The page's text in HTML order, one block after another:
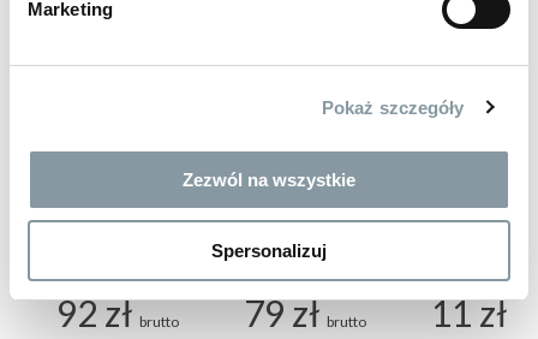
Marketing
Pokaż szczegóły
Zezwól na wszystkie
Spersonalizuj
waga (kg):
szerokość (cm):11
BESTSELLERY
92 zł brutto
79 zł brutto
11 zł